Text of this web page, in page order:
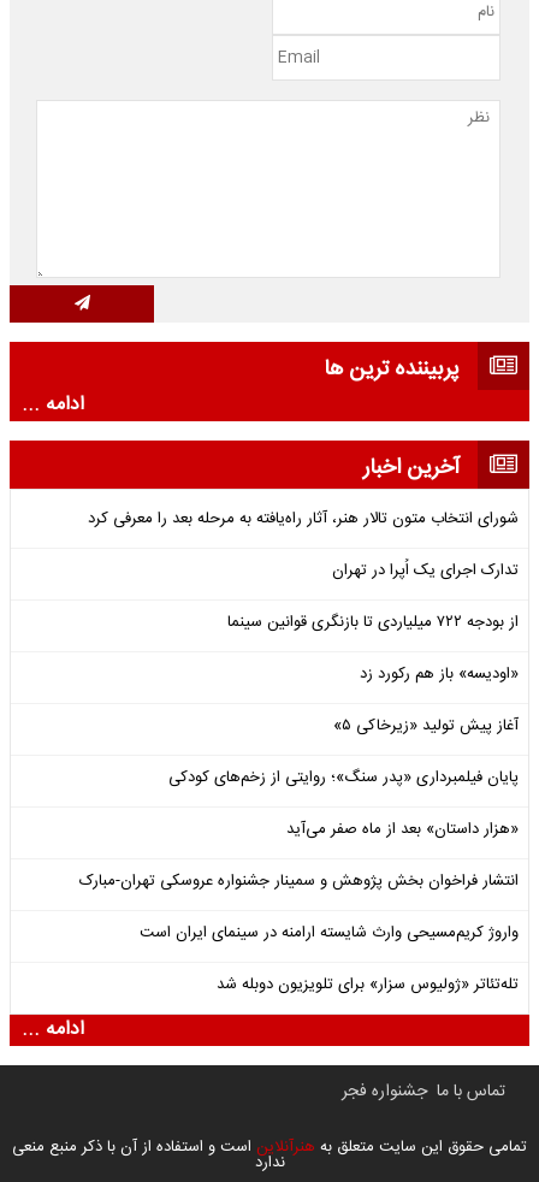
پربیننده ترین ها
ادامه ...
آخرین اخبار
شورای انتخاب متون تالار هنر، آثار راه‌یافته به مرحله بعد را معرفی کرد
تدارک اجرای یک اُپرا در تهران
از بودجه ۷۲۲ میلیاردی تا بازنگری قوانین سینما
«اودیسه» باز هم رکورد زد
آغاز پیش تولید «زیرخاکی ۵»
پایان فیلمبرداری «پدر سنگ»؛ روایتی از زخم‌های کودکی
«هزار داستان» بعد از ماه صفر می‌آید
انتشار فراخوان بخش پژوهش و سمینار جشنواره عروسکی تهران-مبارک
واروژ کریم‌مسیحی وارث شایسته ارامنه در سینمای ایران است
تله‌تئاتر «ژولیوس سزار» برای تلویزیون دوبله شد
ادامه ...
تماس با ما جشنواره فجر
تمامی حقوق این سایت متعلق به هنرآنلاین است و استفاده از آن با ذکر منبع منعی
ندارد